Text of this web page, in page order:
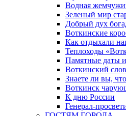
Водная
Зеленый мир
Добрый дух
Воткинские
Как отдыхали
Теплоходы
Памятные даты
Воткинский
Знаете ли вы,
Воткинск
К дню России
Генерал-